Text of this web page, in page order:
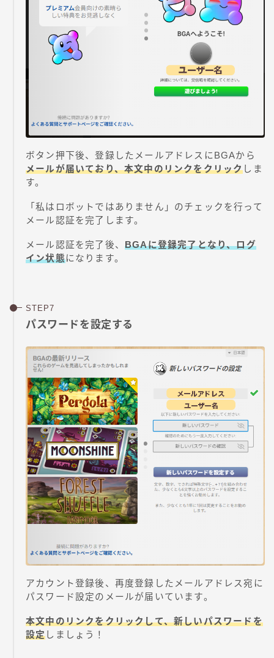
ボタン押下後、登録したメールアドレスにBGAから
メールが届いており、本文中のリンクをクリックしま
す。
「私はロボットではありません」のチェックを行って
メール認証を完了します。
メール認証を完了後、 BGAに登録完了となり、ログ
イン状態になります。
パスワードを設定する
アカウント登録後、再度登録したメールアドレス宛に
パスワード設定のメールが届いています。
本文中のリンクをクリックして、新しいパスワードを
設定 しましょう！